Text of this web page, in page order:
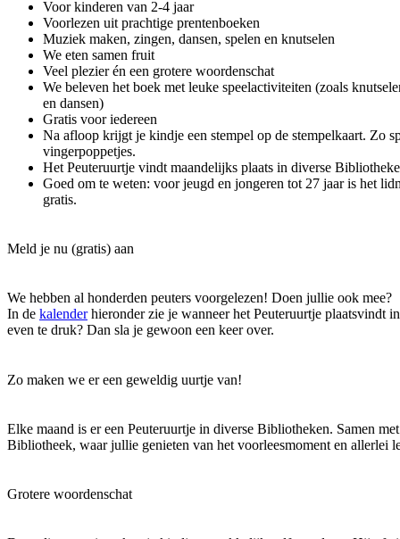
Voor kinderen van 2-4 jaar
Voorlezen uit prachtige prentenboeken
Muziek maken, zingen, dansen, spelen en knutselen
We eten samen fruit
Veel plezier én een grotere woordenschat
We beleven het boek met leuke speelactiviteiten (zoals
en dansen)
Gratis voor iedereen
Na afloop krijgt je kindje een stempel op de stempelkaart. Zo
vingerpoppetjes.
Het Peuteruurtje vindt maandelijks plaats in diverse
Goed om te weten: voor jeugd en jongeren tot 27 jaar is het
gratis.
Meld je nu (gratis) aan
We hebben al honderden peuters voorgelezen! Doen jullie ook mee?
In de kalenderhieronder zie je wanneer het Peuteruurtje plaatsvindt
even te druk? Dan sla je gewoon een keer over.
Zo maken we er een geweldig uurtje van!
Elke maand is er een Peuteruurtje in diverse Bibliotheken. Samen
Bibliotheek, waar jullie genieten van het voorleesmoment en allerlei
Grotere woordenschat